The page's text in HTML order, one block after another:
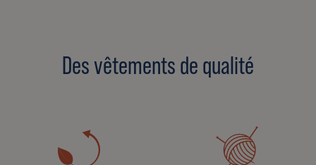
Des vêtements de qualité